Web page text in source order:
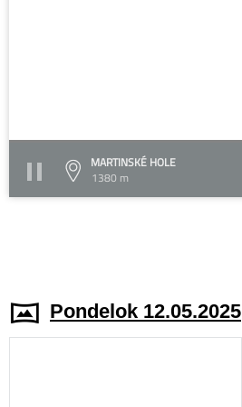
MARTINSKÉ HOLE
1380 m
Pondelok 12.05.2025